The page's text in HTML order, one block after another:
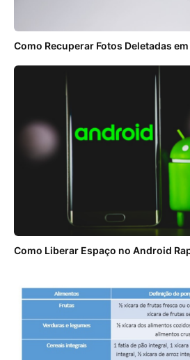
Como Recuperar Fotos Deletadas
Como Liberar Espaço no Android